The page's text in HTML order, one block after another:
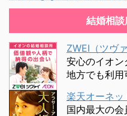
結婚相
ZWEI（ツヴァ
安心のイオ
地方でも利用
楽天オーネッ
国内最大の